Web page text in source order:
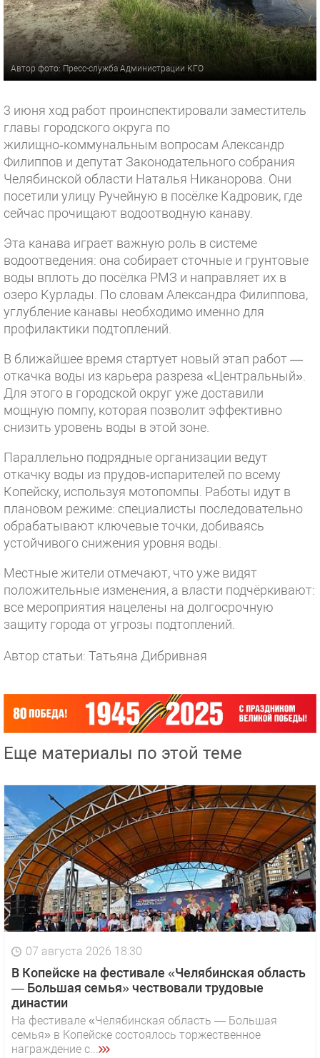
Автор фото: Пресс-служба Администрации КГО
3 июня ход работ проинспектировали заместитель
главы городского округа по
жилищно‑коммунальным вопросам Александр
Филиппов и депутат Законодательного собрания
Челябинской области Наталья Никанорова. Они
посетили улицу Ручейную в посёлке Кадровик, где
сейчас прочищают водоотводную канаву.
Эта канава играет важную роль в системе
водоотведения: она собирает сточные и грунтовые
воды вплоть до посёлка РМЗ и направляет их в
озеро Курлады. По словам Александра Филиппова,
углубление канавы необходимо именно для
профилактики подтоплений.
В ближайшее время стартует новый этап работ —
откачка воды из карьера разреза «Центральный».
Для этого в городской округ уже доставили
мощную помпу, которая позволит эффективно
снизить уровень воды в этой зоне.
Параллельно подрядные организации ведут
откачку воды из прудов‑испарителей по всему
Копейску, используя мотопомпы. Работы идут в
плановом режиме: специалисты последовательно
обрабатывают ключевые точки, добиваясь
устойчивого снижения уровня воды.
Местные жители отмечают, что уже видят
положительные изменения, а власти подчёркивают:
все мероприятия нацелены на долгосрочную
защиту города от угрозы подтоплений.
Автор статьи: Татьяна Дибривная
Еще материалы по этой теме
07 августа 2026 18:30
В Копейске на фестивале «Челябинская область
— Большая семья» чествовали трудовые
династии
На фестивале «Челябинская область — Большая
семья» в Копейске состоялось торжественное
награждение с...